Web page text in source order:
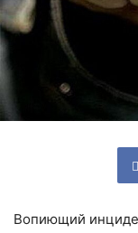
Вопиющий